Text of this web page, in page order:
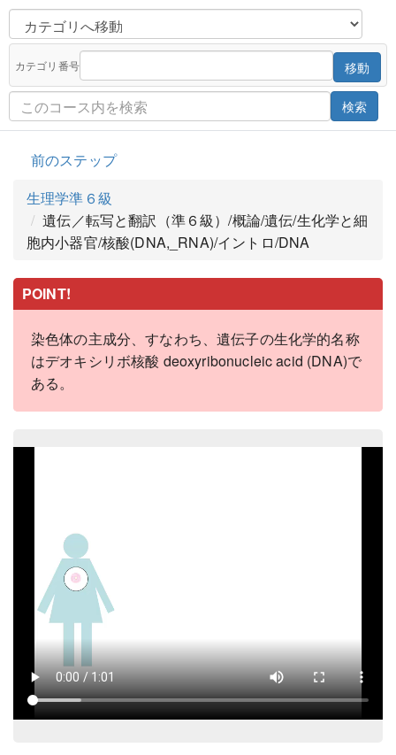
カテゴリ番号 移動
検索
前のステップ
生理学準６級
遺伝／転写と翻訳（準６級）/概論/遺伝/生化学と細
胞内小器官/核酸(DNA,_RNA)/イントロ/DNA
POINT!
染色体の主成分、すなわち、遺伝子の生化学的名称
はデオキシリボ核酸 deoxyribonucleic acid (DNA)で
ある。